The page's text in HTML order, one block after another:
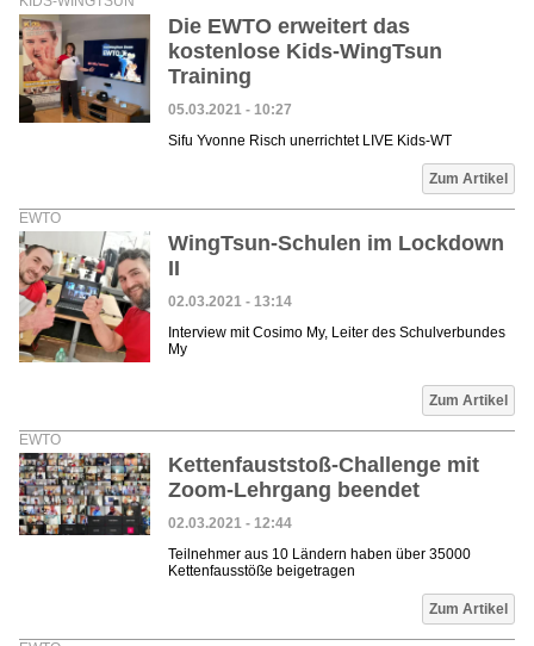
Die EWTO erweitert das
kostenlose Kids-WingTsun
Training
05.03.2021 - 10:27
Sifu Yvonne Risch unerrichtet LIVE Kids-WT
Zum Artikel
EWTO
WingTsun-Schulen im Lockdown
II
02.03.2021 - 13:14
Interview mit Cosimo My, Leiter des Schulverbundes
My
Zum Artikel
EWTO
Kettenfauststoß-Challenge mit
Zoom-Lehrgang beendet
02.03.2021 - 12:44
Teilnehmer aus 10 Ländern haben über 35000
Kettenfausstöße beigetragen
Zum Artikel